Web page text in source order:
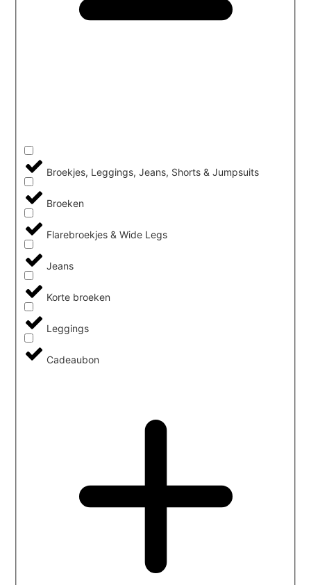
Broekjes, Leggings, Jeans, Shorts & Jumpsuits
Broeken
Flarebroekjes & Wide Legs
Jeans
Korte broeken
Leggings
Cadeaubon